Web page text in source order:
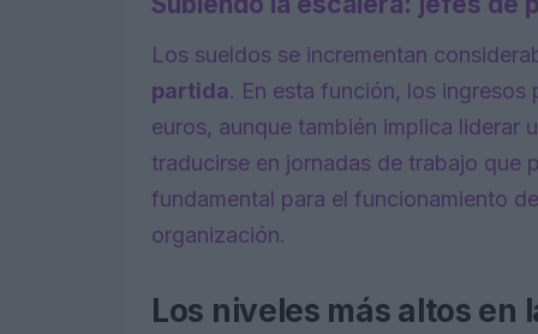
Los sueldos se incrementan
partida. En esta función, los ingresos
euros, aunque también implica liderar
traducirse en jornadas de trabajo que
fundamental para el funcionamiento
organización.
Los niveles más altos en